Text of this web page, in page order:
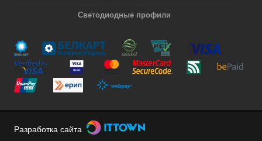
Светодиодные профили
Разработка сайта